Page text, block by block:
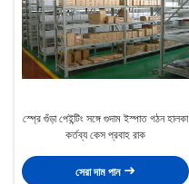
স্প্রে গুঁড়া পেইন্টিং সঙ্গে গুদাম ইস্পাত গঠন হালকা
কর্তব্য কেস প্রবাহ রাক
সেরা দাম পান